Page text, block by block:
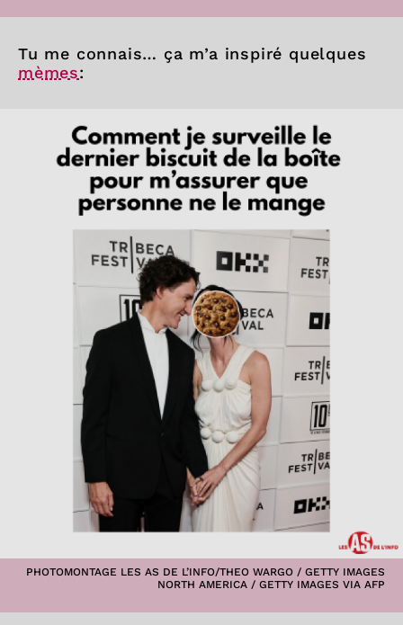
Tu me connais… ça m’a inspiré quelques
mèmes:
PHOTOMONTAGE LES AS DE L’INFO/THEO WARGO / GETTY IMAGES
NORTH AMERICA / GETTY IMAGES VIA AFP